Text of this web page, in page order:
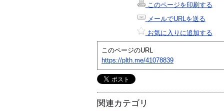
このページを印刷する
メールでURLを送る
お気に入りに追加する
このページのURL
https://plth.me/41078839
関連カテゴリ